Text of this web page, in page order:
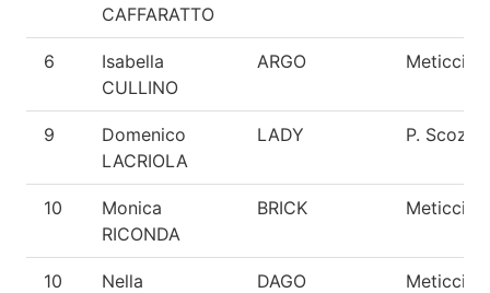
CAFFARATTO
6
Isabella
CULLINO
ARGO Meticcio
9
Domenico
LACRIOLA
LADY P.
10
Monica
RICONDA
BRICK Meticcio
10
Nella
DAGO Meticcio